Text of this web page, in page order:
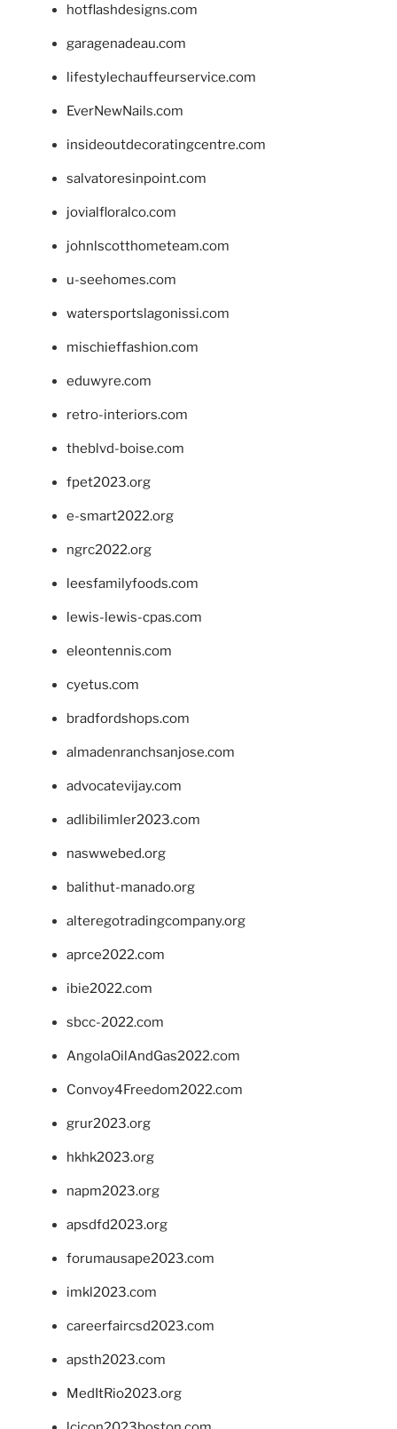
hotflashdesigns.com
garagenadeau.com
lifestylechauffeurservice.com
EverNewNails.com
insideoutdecoratingcentre.com
salvatoresinpoint.com
jovialfloralco.com
johnlscotthometeam.com
u-seehomes.com
watersportslagonissi.com
mischieffashion.com
eduwyre.com
retro-interiors.com
theblvd-boise.com
fpet2023.org
e-smart2022.org
ngrc2022.org
leesfamilyfoods.com
lewis-lewis-cpas.com
eleontennis.com
cyetus.com
bradfordshops.com
almadenranchsanjose.com
advocatevijay.com
adlibilimler2023.com
naswwebed.org
balithut-manado.org
alteregotradingcompany.org
aprce2022.com
ibie2022.com
sbcc-2022.com
AngolaOilAndGas2022.com
Convoy4Freedom2022.com
grur2023.org
hkhk2023.org
napm2023.org
apsdfd2023.org
forumausape2023.com
imkl2023.com
careerfaircsd2023.com
apsth2023.com
MedItRio2023.org